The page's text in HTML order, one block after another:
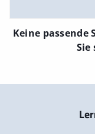
Keine passende
Sie